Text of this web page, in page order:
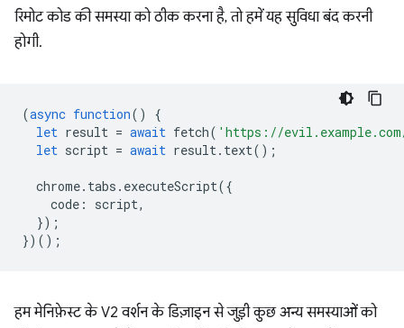
रिमोट कोड की समस्या को ठीक करना है, तो हमें यह सुविधा बंद करनी
होगी.
(async function()
{
let result = await fetch( 'https://
let script = await result. text();
chrome. tabs . executeScript({
code : script,
});
})();
हम मेनिफ़ेस्ट के V2 वर्शन के डिज़ाइन से जुड़ी कुछ अन्य समस्याओं को